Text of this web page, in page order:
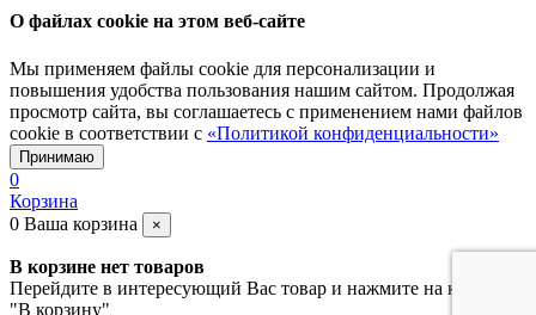
О файлах cookie на этом веб-сайте
Мы применяем файлы cookie для персонализации и
повышения удобства пользования нашим сайтом. Продолжая
просмотр сайта, вы соглашаетесь с применением нами файлов
cookie в соответствии с «Политикой конфиденциальности»
Принимаю
0
Корзина
0 Ваша корзина ×
В корзине нет товаров
Перейдите в интересующий Вас товар и нажмите на кнопку
"В корзину"